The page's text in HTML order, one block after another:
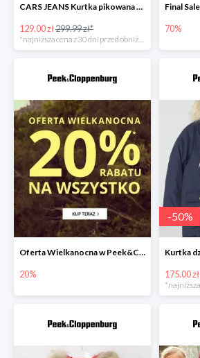
CARS JEANS Kurtka pikowana z watowaniem -50%
129.00 zł299.99 zł* 70%
Oferta Wielkanocna w Peek&Cloppenburg do -20%
20%
-50%
175.00 zł